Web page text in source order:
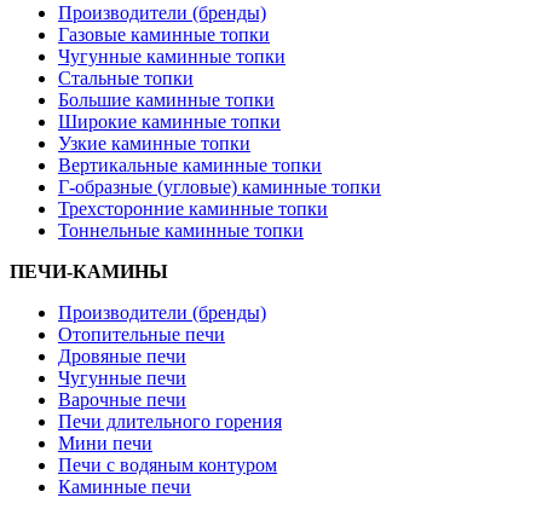
Производители (бренды)
Газовые каминные топки
Чугунные каминные топки
Стальные топки
Большие каминные топки
Широкие каминные топки
Узкие каминные топки
Вертикальные каминные топки
Г-образные (угловые) каминные топки
Трехсторонние каминные топки
Тоннельные каминные топки
ПЕЧИ-КАМИНЫ
Производители (бренды)
Отопительные печи
Дровяные печи
Чугунные печи
Варочные печи
Печи длительного горения
Мини печи
Печи с водяным контуром
Каминные печи